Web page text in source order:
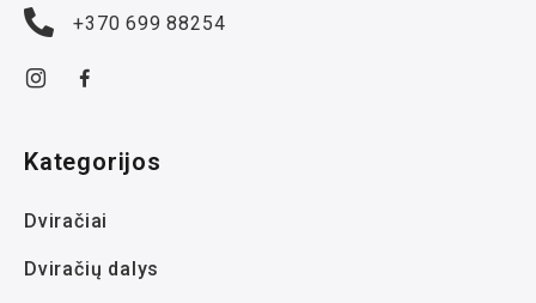
+370 699 88254
Kategorijos
Dviračiai
Dviračių dalys